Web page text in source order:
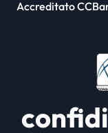
Accreditato